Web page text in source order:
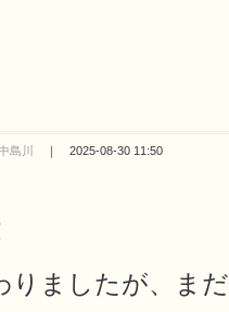
島川 ｜ 2025-08-30 11:50
ましたが、ま